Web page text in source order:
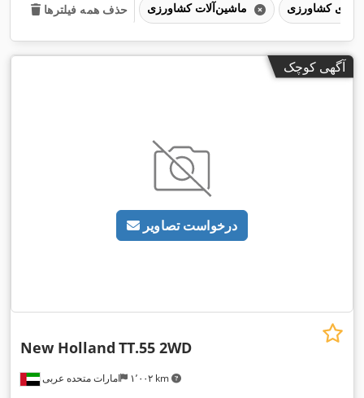
حذف همه فیلترها
آگهی کوچک
درخواست تصاویر
امارات متحده عربی ۱٬۰۰۲ km
New Holland TT.55 2WD